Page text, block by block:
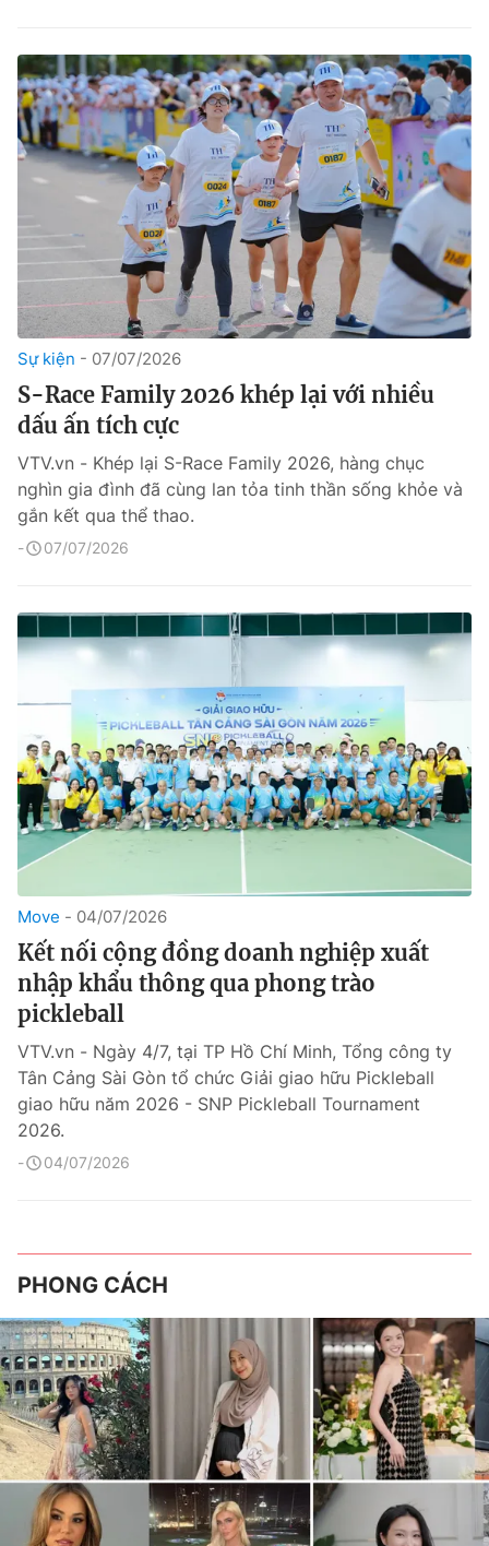
Sự kiện 07/07/2026
S-Race Family 2026 khép lại với nhiều
dấu ấn tích cực
VTV.vn - Khép lại S-Race Family 2026, hàng chục
nghìn gia đình đã cùng lan tỏa tinh thần sống khỏe và
gắn kết qua thể thao.
07/07/2026
Move 04/07/2026
Kết nối cộng đồng doanh nghiệp xuất
nhập khẩu thông qua phong trào
pickleball
VTV.vn - Ngày 4/7, tại TP Hồ Chí Minh, Tổng công ty
Tân Cảng Sài Gòn tổ chức Giải giao hữu Pickleball
giao hữu năm 2026 - SNP Pickleball Tournament
2026.
04/07/2026
PHONG CÁCH